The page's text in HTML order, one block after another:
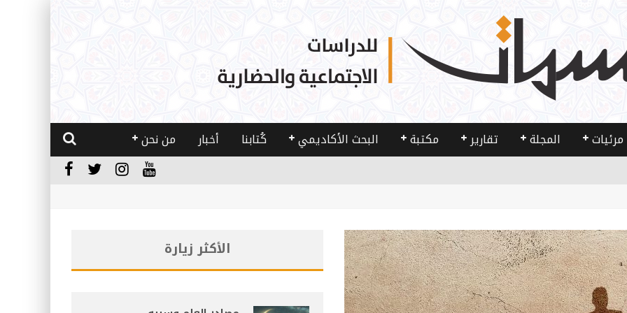
مرئيات المجلة تقارير مكتبة البحث الأكاديمي كُتابنا أخبار من نحن
الأكثر زيارة